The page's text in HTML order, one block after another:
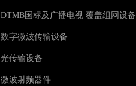
DTMB国标及广播电视 覆盖组网设备
数字微波传输设备
光传输设备
微波射频器件